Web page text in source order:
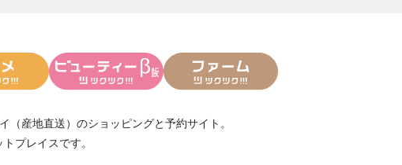
（産地直送） のショッピングと予約サイト。
プレイスです。